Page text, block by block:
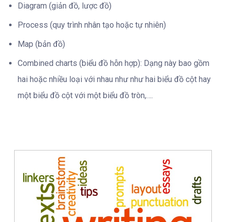
Diagram (giản đồ, lược đồ)
Process (quy trình nhân tạo hoặc tự nhiên)
Map (bản đồ)
Combined charts (biểu đồ hỗn hợp): Dạng này bao gồm
hai hoặc nhiều loại với nhau như như hai biểu đồ cột hay
một biểu đồ cột với một biểu đồ tròn,….